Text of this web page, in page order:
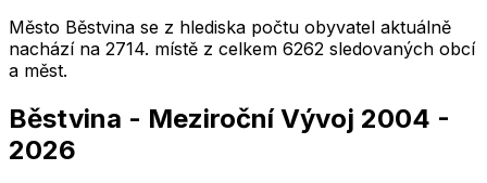
Město Běstvina se z hlediska počtu obyvatel aktuálně
nachází na 2714. místě z celkem 6262 sledovaných obcí
a měst.
Běstvina - Meziroční Vývoj 2004 -
2026